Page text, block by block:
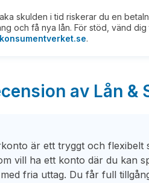
skulden i tid riskerar du en
och få nya lån. För stöd, vänd
konsumentverket.se.
av Lån &
är ett tryggt och flexibelt
vill ha ett konto där du kan
fria uttag. Du får full